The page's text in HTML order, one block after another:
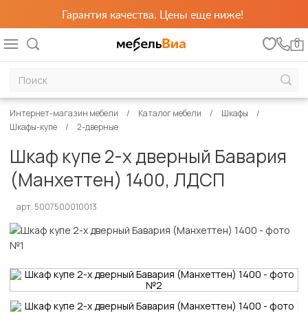
Гарантия качества. Цены еще ниже!
0
Интернет-магазин мебели Каталог мебели
Шкафы
Шкафы-купе
2-дверные
Шкаф купе 2-х дверный Бавария
(Манхеттен) 1400, ЛДСП
арт. 5007500010013